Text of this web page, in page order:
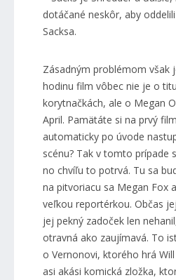
dotáčané neskôr, aby
Sacksa.
Zásadným problémom však
hodinu film vôbec nie je o
korytnačkách, ale o Megan
April. Pamätáte si na prvý
automaticky po úvode
scénu? Tak v tomto prípade
no chvíľu to potrvá. Tu sa
na pitvoriacu sa Megan Fox
veľkou reportérkou. Občas
jej pekný zadoček len
otravná ako zaujímavá. To
o Vernonovi, ktorého hrá
asi akási komická zložka,